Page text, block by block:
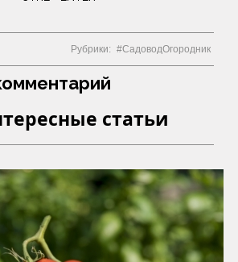
Рубрики: СадоводОгородник
статьи